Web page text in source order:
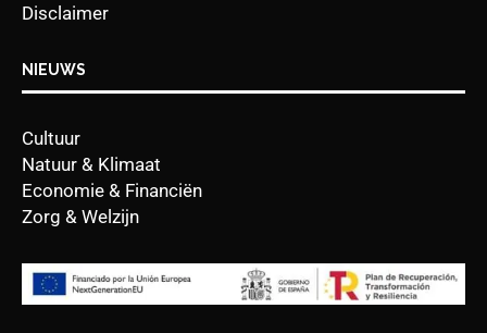
Disclaimer
NIEUWS
Cultuur
Natuur & Klimaat
Economie & Financiën
Zorg & Welzijn